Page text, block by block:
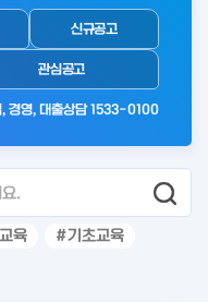
신규공고
관심공고
, 경영, 대출상담 1533-0100
육
기초교육